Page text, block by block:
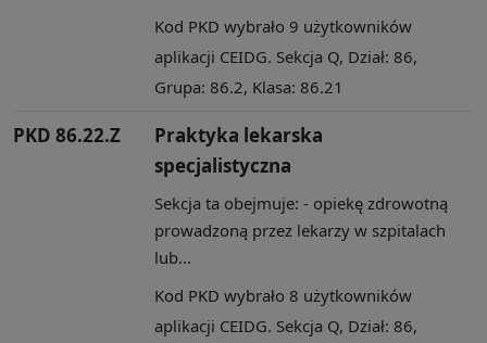
Kod PKD wybrało 9 użytkowników
aplikacji CEIDG. Sekcja Q, Dział: 86,
Grupa: 86.2, Klasa: 86.21
PKD 86.22.Z
Praktyka lekarska
specjalistyczna
Sekcja ta obejmuje: - opiekę zdrowotną
prowadzoną przez lekarzy w szpitalach
lub...
Kod PKD wybrało 8 użytkowników
aplikacji CEIDG. Sekcja Q, Dział: 86,